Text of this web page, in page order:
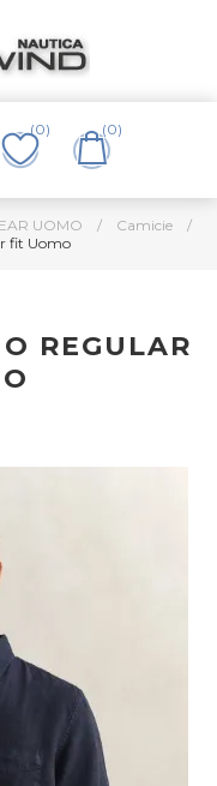
(0) (0)
UOMO / Camicie
/
fit Uomo
REGULAR